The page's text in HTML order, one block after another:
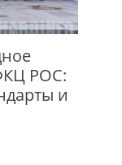
РОС:
и